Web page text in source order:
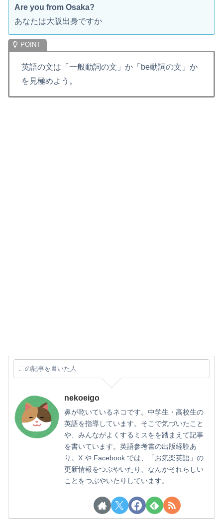
Are you from Osaka?
あなたは大阪出身ですか
英語の文は「一般動詞の文」か「be動詞の文」か
を見極めよう。
この記事を書いた人
nekoeigo
鼻が乾いているネコです。中学生・高校生の
英語を指導しています。そこで気づいたこと
や、みんながよくするミスをを踏まえて記事
を書いています。英語参考書の出版経験あ
り。X や Facebook では、「お気楽英語」の
更新情報をつぶやいたり、なんかそれらしい
ことをつぶやいたりしています。